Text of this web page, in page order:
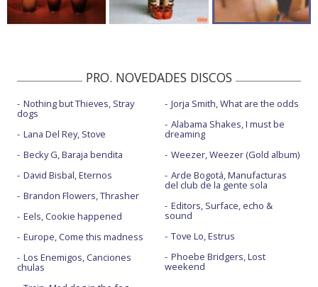
PRO. NOVEDADES DISCOS
Nothing but Thieves, Stray
dogs
Lana Del Rey, Stove
Becky G, Baraja bendita
David Bisbal, Eternos
Brandon Flowers, Thrasher
Eels, Cookie happened
Europe, Come this madness
Los Enemigos, Canciones
chulas
Jorja Smith, What are the odds
Alabama Shakes, I must be
dreaming
Weezer, Weezer (Gold album)
Arde Bogotá, Manufacturas
del club de la gente sola
Editors, Surface, echo &
sound
Tove Lo, Estrus
Phoebe Bridgers, Lost
weekend